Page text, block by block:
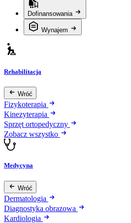
Dofinansowania
Wynajem
Rehabilitacja
Wróć
Fizykoterapia
Kinezyterapia
Sprzęt ortopedyczny
Zobacz wszystko
Medycyna
Wróć
Dermatologia
Diagnostyka obrazowa
Kardiologia